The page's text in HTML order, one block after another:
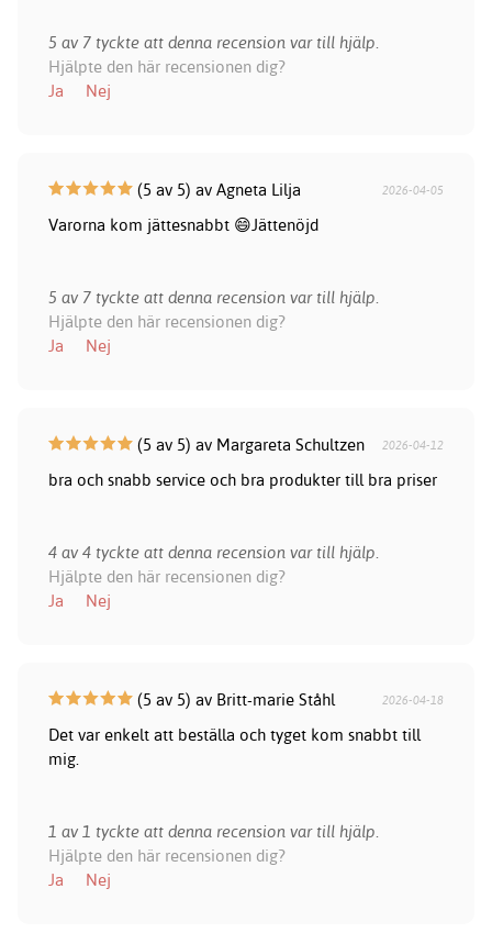
5 av 7 tyckte att denna recension var till hjälp.
Hjälpte den här recensionen dig?
Ja
Nej
(5 av 5) av Agneta Lilja 2026-04-05
Varorna kom jättesnabbt 😄Jättenöjd
5 av 7 tyckte att denna recension var till hjälp.
Hjälpte den här recensionen dig?
Ja
Nej
(5 av 5) av Margareta Schultzen 2026-04-12
bra och snabb service och bra produkter till bra priser
4 av 4 tyckte att denna recension var till hjälp.
Hjälpte den här recensionen dig?
Ja
Nej
(5 av 5) av Britt-marie Ståhl 2026-04-18
Det var enkelt att beställa och tyget kom snabbt till
mig.
1 av 1 tyckte att denna recension var till hjälp.
Hjälpte den här recensionen dig?
Ja
Nej